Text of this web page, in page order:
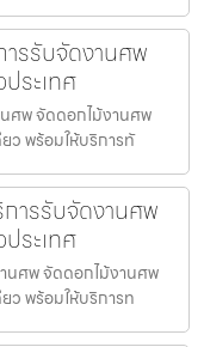
ารรับจัดงานศพ
ระเทศ
ศพ จัดดอกไม้งานศพ
ว พร้อมให้บริการทั
ารรับจัดงานศพ
ระเทศ
นศพ จัดดอกไม้งานศพ
ว พร้อมให้บริการท